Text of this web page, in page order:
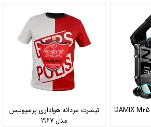
تیشرت مردانه هواداری پرسپولیس
مدل 1967